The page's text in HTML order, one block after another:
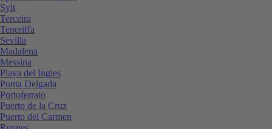
Sylt
Terceira
Teneriffa
Sevilla
Madalena
Messina
Playa del Ingles
Ponta Delgada
Portoferraio
Puerto de la Cruz
Puerto del Carmen